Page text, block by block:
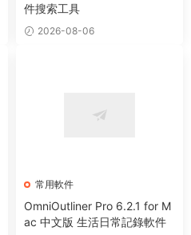
件搜索工具
2026-08-06
常用軟件
OmniOutliner Pro 6.2.1 for M
ac 中文版 生活日常記錄軟件